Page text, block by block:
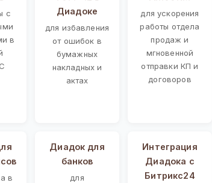
с
в
Диадоке
для избавления
от ошибок в
бумажных
накладных и
актах
для ускорения
работы отдела
продаж и
мгновенной
отправки КП и
договоров
в
Диадок для
банков
для
Интеграция
Диадока с
Битрикс24